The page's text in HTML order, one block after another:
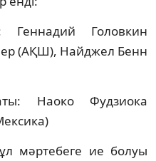
Геннадий Головкин
(АҚШ), Найджел Бенн
Наоко Фудзиока
мәртебеге ие болуы